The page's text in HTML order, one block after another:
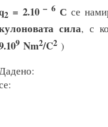
2 = 2.10– 6 С се
сила, с
9Nm2/C2)